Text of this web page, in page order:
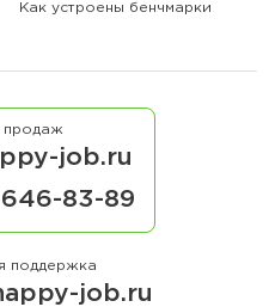
Как устроены бенчмарки
продаж
job.ru
83-89
поддержка
job.ru